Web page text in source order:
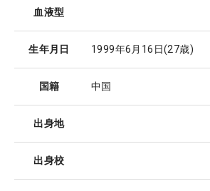
血液型
生年月日 1999年6月16日(27歳)
国籍 中国
出身地
出身校